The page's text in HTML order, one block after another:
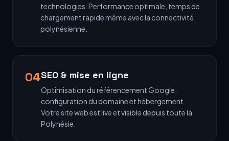
technologies. Performance optimale, temps de
chargement rapide même avec la connectivité
polynésienne.
04SEO & mise en ligne
Optimisation du référencement Google,
configuration du domaine et hébergement.
Votre site web est live et visible depuis toute la
Polynésie.